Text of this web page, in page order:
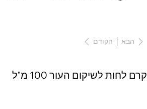
הקודם הבא
קרם לחות לשיקום העור 100 מ"ל